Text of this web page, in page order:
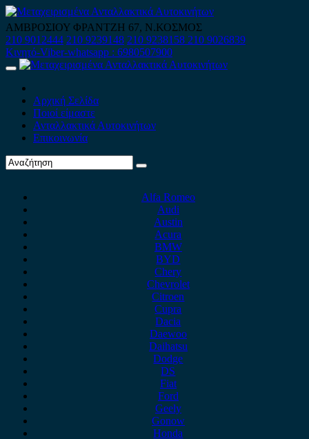
Skip
to
content
ΑΜΒΡΟΣΙΟΥ ΦΡΑΝΤΖΗ 67, Ν.ΚΟΣΜΟΣ
210 9012444 210 9239148 210 9238158 210 9026839
Κινητό-Viber-whatsapp : 6980507900
Primary
Αρχική Σελίδα
Ποιοί είμαστε
Ανταλλακτικά Αυτοκινήτων
Επικοινωνία
Alfa Romeo
Audi
Austin
Acura
BMW
BYD
Chery
Chevrolet
Citroen
Cupra
Dacia
Daewoo
Daihatsu
Dodge
DS
Fiat
Ford
Geely
Gonow
Honda